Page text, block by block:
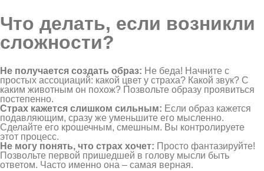
Что делать, если возникли
сложности?
Не получается создать образ: Не беда! Начните с
простых ассоциаций: какой цвет у страха? Какой звук? С
каким животным он похож? Позвольте образу проявиться
постепенно.
Страх кажется слишком сильным: Если образ кажется
подавляющим, сразу же уменьшите его мысленно.
Сделайте его крошечным, смешным. Вы контролируете
этот процесс.
Не могу понять, что страх хочет: Просто фантазируйте!
Позвольте первой пришедшей в голову мысли быть
ответом. Часто именно она – самая верная.